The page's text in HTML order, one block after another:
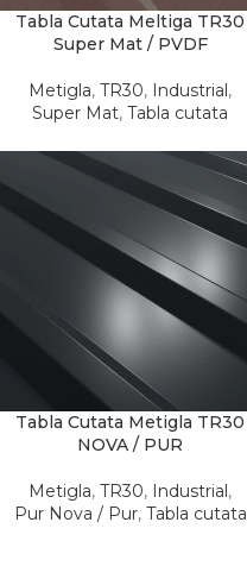
Tabla Cutata Meltiga TR30
Super Mat / PVDF
Metigla, TR30, Industrial,
Super Mat, Tabla cutata
Tabla Cutata Metigla TR30
NOVA / PUR
Metigla, TR30, Industrial,
Pur Nova / Pur, Tabla cutata